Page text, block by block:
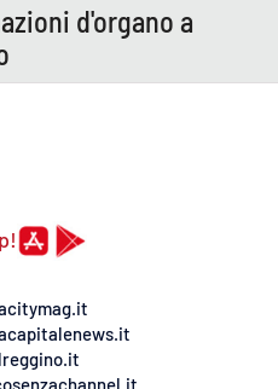
d'organo a